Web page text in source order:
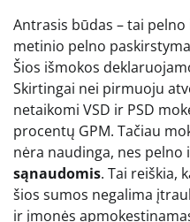
Antrasis būdas – tai
metinio pelno
Šios išmokos
Skirtingai nei pirmuoju
netaikomi VSD ir PSD
procentų GPM. Tačiau
nėra naudinga, nes pelno
sąnaudomis. Tai reiškia,
šios sumos negalima
ir įmonės